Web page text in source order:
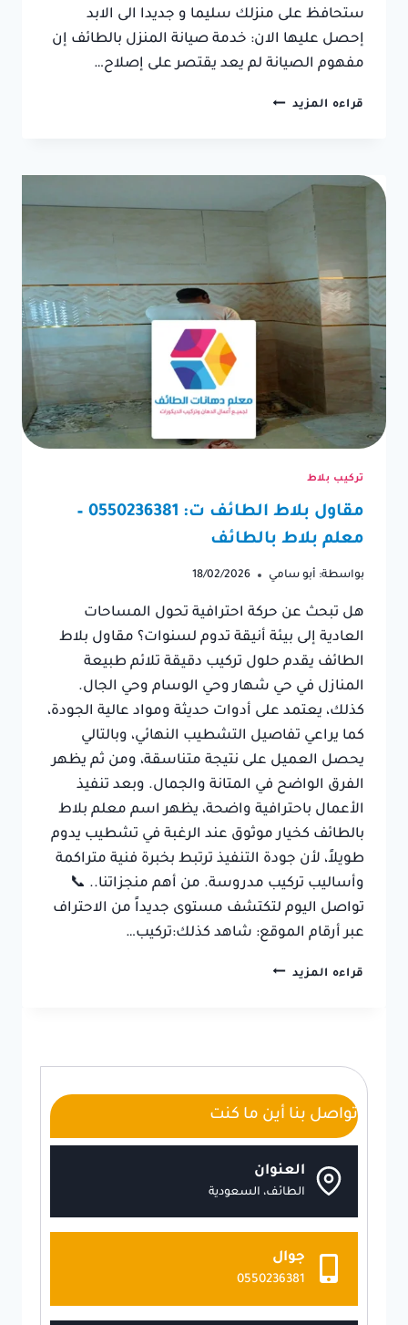
ستحافظ على منزلك سليما و جديدا الى الابد
إحصل عليها الان: خدمة صيانة المنزل بالطائف إن
مفهوم الصيانة لم يعد يقتصر على إصلاح…
قراءه المزيد مقاول
0550236381
–
تركيب بلاط
مقاول بلاط الطائف ت: 0550236381 –
معلم بلاط بالطائف
بواسطة: أبو سامي 18/02/2026
هل تبحث عن حركة احترافية تحول المساحات
العادية إلى بيئة أنيقة تدوم لسنوات؟ مقاول بلاط
الطائف يقدم حلول تركيب دقيقة تلائم طبيعة
المنازل في حي شهار وحي الوسام وحي الجال.
كذلك، يعتمد على أدوات حديثة ومواد عالية الجودة،
كما يراعي تفاصيل التشطيب النهائي، وبالتالي
يحصل العميل على نتيجة متناسقة، ومن ثم يظهر
الفرق الواضح في المتانة والجمال. وبعد تنفيذ
الأعمال باحترافية واضحة، يظهر اسم معلم بلاط
بالطائف كخيار موثوق عند الرغبة في تشطيب يدوم
طويلاً، لأن جودة التنفيذ ترتبط بخبرة فنية متراكمة
وأساليب تركيب مدروسة. من أهم منجزاتنا.. 📞
تواصل اليوم لتكتشف مستوى جديداً من الاحتراف
عبر أرقام الموقع: شاهد كذلك:تركيب…
قراءه المزيد مقاول
–
بلاط
بالطائف
تواصل بنا أين ما كنت
العنوان
الطائف، السعودية
جوال
0550236381